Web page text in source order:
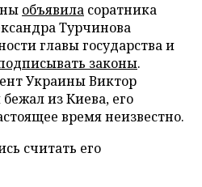
объявила соратника
Турчинова
главы государства и
законы.
Украины Виктор
из Киева, его
время неизвестно.
считать его